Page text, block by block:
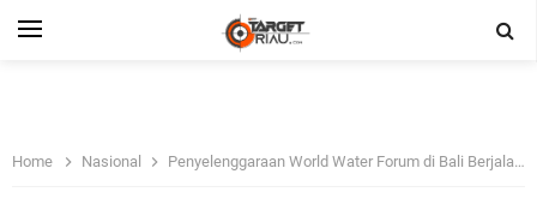
Home Nasional Penyelenggaraan World Water Forum di Bali Berjalan Aman dan Sukses, Polri Ucapkan Terima Kasih